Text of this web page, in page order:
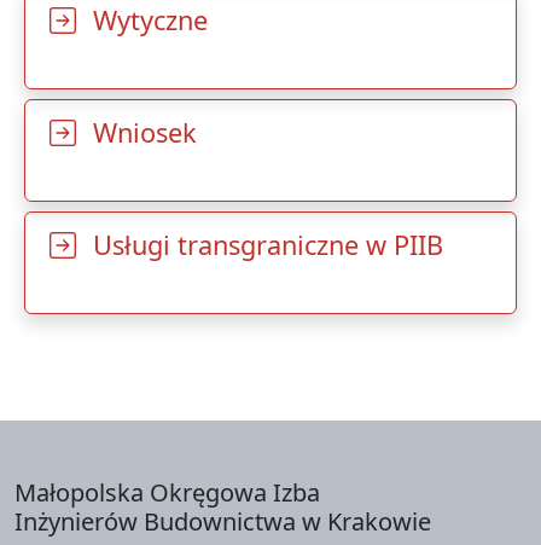
Wytyczne
Wniosek
Usługi transgraniczne w PIIB
Małopolska Okręgowa Izba
Inżynierów Budownictwa w Krakowie